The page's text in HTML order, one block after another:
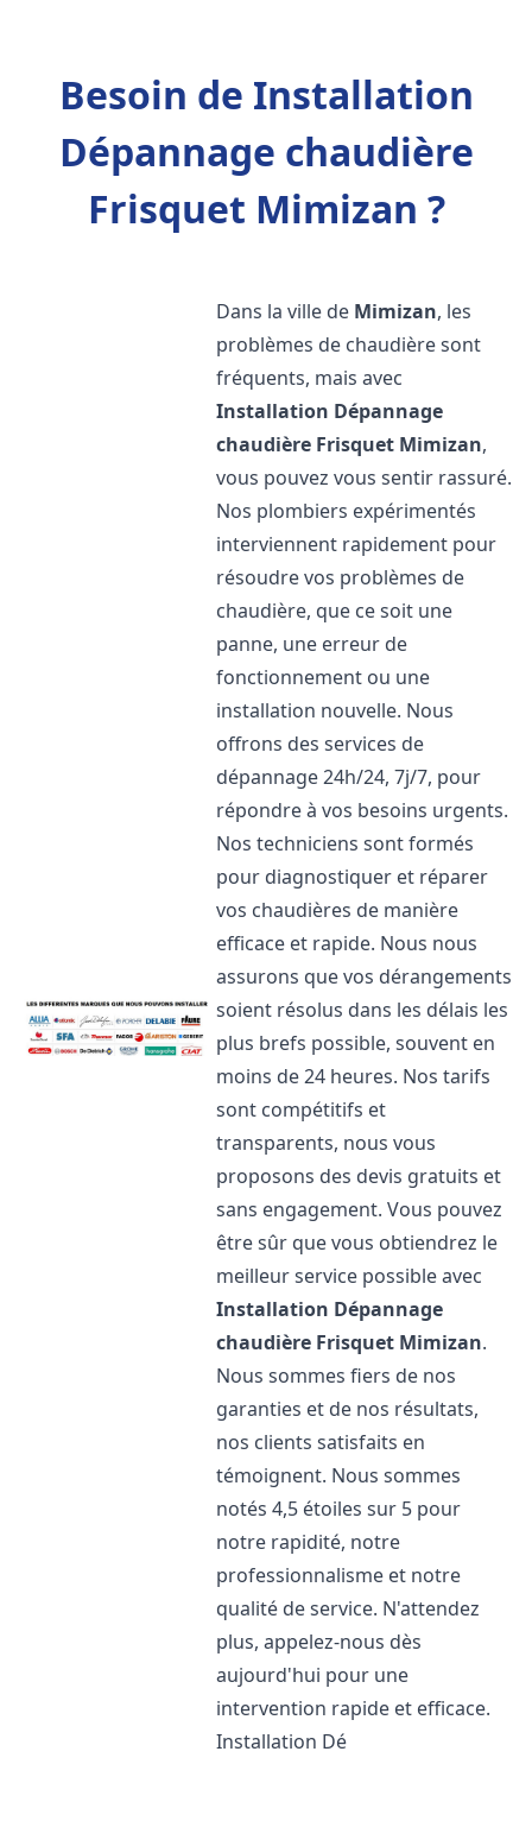
Besoin de Installation
Dépannage chaudière
Frisquet Mimizan ?
Dans la ville de Mimizan, les
problèmes de chaudière sont
fréquents, mais avec
Installation Dépannage
chaudière Frisquet Mimizan,
vous pouvez vous sentir rassuré.
Nos plombiers expérimentés
interviennent rapidement pour
résoudre vos problèmes de
chaudière, que ce soit une
panne, une erreur de
fonctionnement ou une
installation nouvelle. Nous
offrons des services de
dépannage 24h/24, 7j/7, pour
répondre à vos besoins urgents.
Nos techniciens sont formés
pour diagnostiquer et réparer
vos chaudières de manière
efficace et rapide. Nous nous
assurons que vos dérangements
soient résolus dans les délais les
plus brefs possible, souvent en
moins de 24 heures. Nos tarifs
sont compétitifs et
transparents, nous vous
proposons des devis gratuits et
sans engagement. Vous pouvez
être sûr que vous obtiendrez le
meilleur service possible avec
Installation Dépannage
chaudière Frisquet Mimizan.
Nous sommes fiers de nos
garanties et de nos résultats,
nos clients satisfaits en
témoignent. Nous sommes
notés 4,5 étoiles sur 5 pour
notre rapidité, notre
professionnalisme et notre
qualité de service. N'attendez
plus, appelez-nous dès
aujourd'hui pour une
intervention rapide et efficace.
Installation Dé